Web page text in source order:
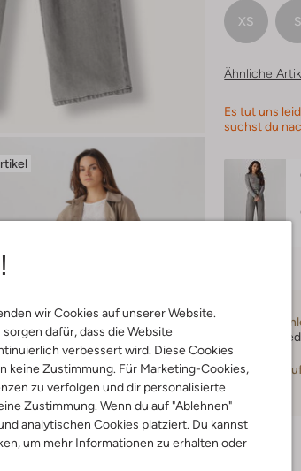
wir Cookies auf unserer Website.
dafür, dass die Website
verbessert wird. Diese Cookies
keine Zustimmung. Für Marketing-Cookies,
zu verfolgen und dir personalisierte
Zustimmung. Wenn du auf "Ablehnen"
analytischen Cookies platziert. Du kannst
um mehr Informationen zu erhalten oder
Entdecke den Look
XS S
Ähnliche
Es tut uns
suchst du
Kauf